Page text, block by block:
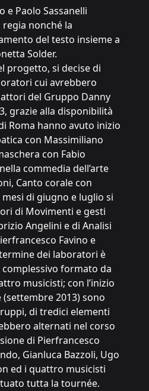
e Paolo Sassanelli
nonché la
del testo insieme a
Solder.
progetto, si decise di
cui avrebbero
del Gruppo Danny
grazie alla disponibilità
Roma hanno avuto inizio
con Massimiliano
con Fabio
commedia dell’arte
Canto corale con
mesi di giugno e luglio si
di Movimenti e gesti
Angelini e di Analisi
Favino e
dei laboratori è
formato da
musicisti; con l’inizio
2013) sono
di tredici elementi
alternati nel corso
di Pierfrancesco
Gianluca Bazzoli, Ugo
ed i quattro musicisti
tutta la tournée.